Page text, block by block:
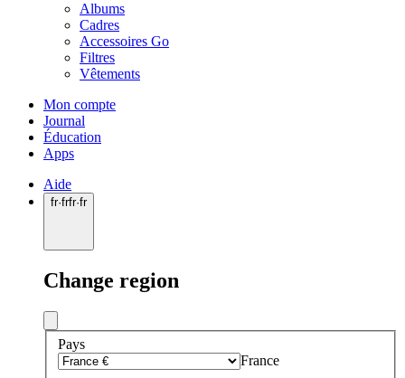
Albums
Cadres
Accessoires Go
Filtres
Vêtements
Mon compte
Journal
Éducation
Apps
Aide
fr·frfr·fr
Change region
Pays
France